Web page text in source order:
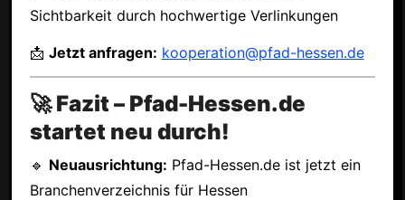
Sichtbarkeit durch hochwertige Verlinkungen
📩 Jetzt anfragen: kooperation@pfad-hessen.de
🚀 Fazit – Pfad-Hessen.de
startet neu durch!
🔹 Neuausrichtung: Pfad-Hessen.de ist jetzt ein
Branchenverzeichnis für Hessen